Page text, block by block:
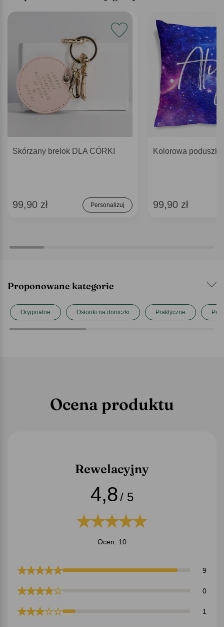
Skórzany brelok DLA CÓRKI
99,90 zł Personalizuj
Kolorowa
99,90 zł
Proponowane kategorie
Oryginalne Osłonki na doniczki Praktyczne
Ocena produktu
Rewelacyjny
4,8/ 5
Ocen: 10
9
0
1